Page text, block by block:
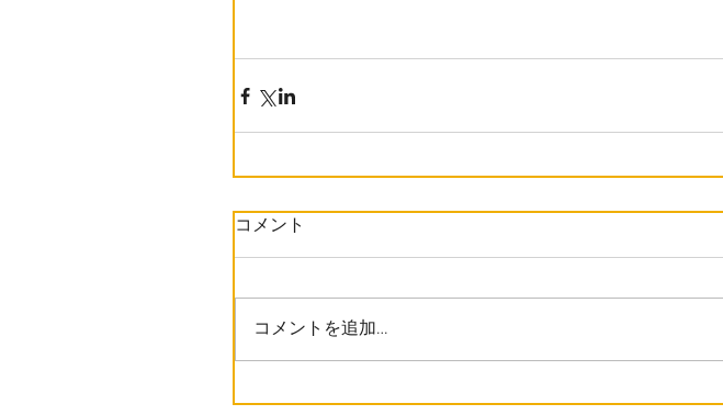
コメント
コメントを追加…